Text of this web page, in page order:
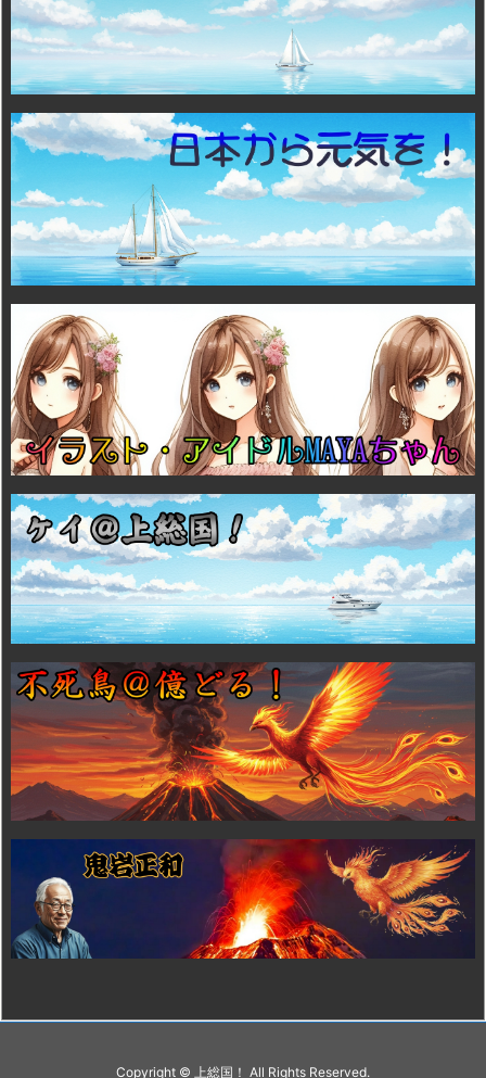
Copyright © 上総国！ All Rights Reserved.